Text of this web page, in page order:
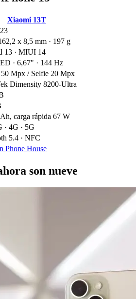
Xiaomi 13T
x 8,5 mm · 197 g
13 · MIUI 14
· 6,67" · 144 Hz
50 Mpx / Selfie 20 Mpx
Dimensity 8200-Ultra
carga rápida 67 W
· 4G · 5G
5.4 · NFC
Phone House
son nueve